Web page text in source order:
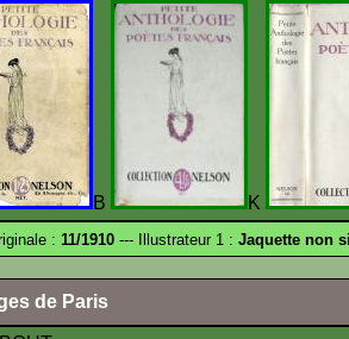
B K
: 11/1910 --- Illustrateur 1 : Jaquette non
de Paris